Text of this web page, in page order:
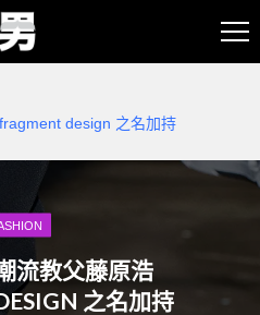
design 之名加持
流教父藤原浩
之名加持